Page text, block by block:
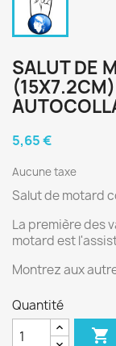
SALUT DE
5,65 €
Aucune taxe
Salut de motard
La première des
motard est
Montrez aux
Quantité
